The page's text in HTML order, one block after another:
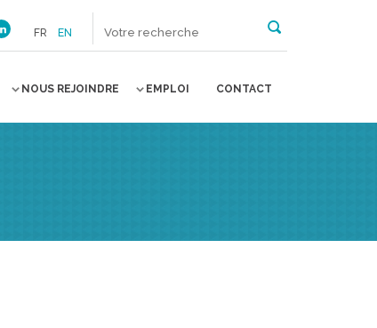
FR EN
NOUS REJOINDRE EMPLOI CONTACT